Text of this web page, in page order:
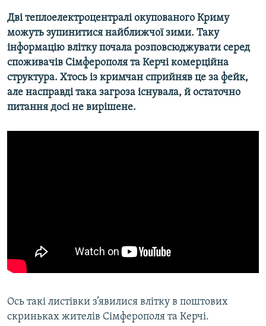
Усі сайти RFE/RL
Дві теплоелектроцентралі окупованого Криму
можуть зупинитися найближчої зими. Таку
інформацію влітку почала розповсюджувати серед
споживачів Сімферополя та Керчі комерційна
структура. Хтось із кримчан сприйняв це за фейк,
але насправді така загроза існувала, й остаточно
питання досі не вирішене.
Ось такі листівки з’явилися влітку в поштових
скриньках жителів Сімферополя та Керчі.